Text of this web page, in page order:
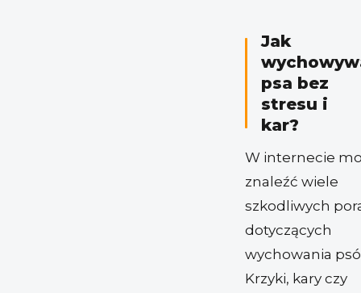
Jak
psa bez
stresu i
kar?
W internecie
znaleźć wiele
szkodliwych
dotyczących
wychowania
Krzyki, kary czy